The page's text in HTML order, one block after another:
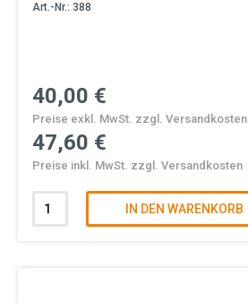
Art.-Nr.: 388
40,00 €
Preise exkl. MwSt. zzgl. Versandkosten
47,60 €
Preise inkl. MwSt. zzgl. Versandkosten
IN DEN WARENKORB